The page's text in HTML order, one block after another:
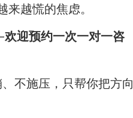
越慌的焦虑。
欢迎预约一次一对一咨
不施压，只帮你把方向